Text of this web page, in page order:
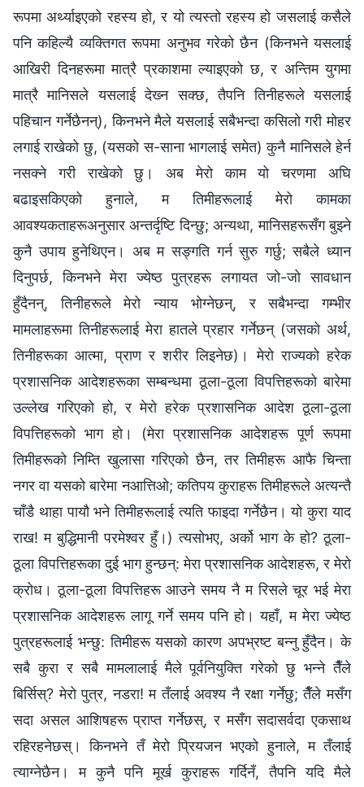
रूपमा अर्थ्याइएको रहस्य हो, र यो त्यस्तो रहस्य हो जसलाई कसैले
पनि कहिल्यै व्यक्तिगत रूपमा अनुभव गरेको छैन (किनभने यसलाई
आखिरी दिनहरूमा मात्रै प्रकाशमा ल्याइएको छ, र अन्तिम युगमा
मात्रै मानिसले यसलाई देख्‍न सक्छ, तैपनि तिनीहरूले यसलाई
पहिचान गर्नेछैनन्), किनभने मैले यसलाई सबैभन्दा कसिलो गरी मोहर
लगाई राखेको छु, (यसको स-साना भागलाई समेत) कुनै मानिसले हेर्न
नसक्‍ने गरी राखेको छु। अब मेरो काम यो चरणमा अघि
बढाइसकिएको हुनाले, म तिमीहरूलाई मेरो कामका
आवश्यकताहरूअनुसार अन्तर्दृष्टि दिन्छु; अन्यथा, मानिसहरूसँग बुझ्‍ने
कुनै उपाय हुनेथिएन। अब म सङ्गति गर्न सुरु गर्छु; सबैले ध्यान
दिनुपर्छ, किनभने मेरा ज्येष्ठ पुत्रहरू लगायत जो-जो सावधान
हुँदैनन्, तिनीहरूले मेरो न्याय भोग्‍नेछन्, र सबैभन्दा गम्‍भीर
मामलाहरूमा तिनीहरूलाई मेरा हातले प्रहार गर्नेछन् (जसको अर्थ,
तिनीहरूका आत्मा, प्राण र शरीर लिइनेछ)। मेरो राज्यको हरेक
प्रशासनिक आदेशहरूका सम्‍बन्धमा ठूला-ठूला विपत्तिहरूको बारेमा
उल्‍लेख गरिएको हो, र मेरो हरेक प्रशासनिक आदेश ठूला-ठूला
विपत्तिहरूको भाग हो। (मेरा प्रशासनिक आदेशहरू पूर्ण रूपमा
तिमीहरूको निम्ति खुलासा गरिएको छैन, तर तिमीहरू आफै चिन्ता
नगर वा यसको बारेमा नआत्तिओ; कतिपय कुराहरू तिमीहरूले अत्यन्तै
चाँडै थाहा पायौ भने तिमीहरूलाई त्यति फाइदा गर्नेछैन। यो कुरा याद
राख! म बुद्धिमानी परमेश्‍वर हुँ।) त्यसोभए, अर्को भाग के हो? ठूला-
ठूला विपत्तिहरूका दुई भाग हुन्छन्: मेरा प्रशासनिक आदेशहरू, र मेरो
क्रोध। ठूला-ठूला विपत्तिहरू आउने समय नै म रिसले चूर भई मेरा
प्रशासनिक आदेशहरू लागू गर्ने समय पनि हो। यहाँ, म मेरा ज्येष्ठ
पुत्रहरूलाई भन्छु: तिमीहरू यसको कारण अपभ्रष्ट बन्‍नु हुँदैन। के
सबै कुरा र सबै मामलालाई मैले पूर्वनियुक्ति गरेको छु भन्‍ने तैँले
बिर्सिस्? मेरो पुत्र, नडरा! म तँलाई अवश्य नै रक्षा गर्नेछु; तैँले मसँग
सदा असल आशिषहरू प्राप्त गर्नेछस्, र मसँग सदासर्वदा एकसाथ
रहिरहनेछस्। किनभने तँ मेरो प्रियजन भएको हुनाले, म तँलाई
त्याग्‍नेछैन। म कुनै पनि मूर्ख कुराहरू गर्दिनँ, तैपनि यदि मैले